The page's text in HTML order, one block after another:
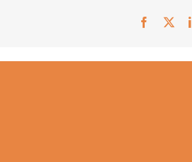
Facebook